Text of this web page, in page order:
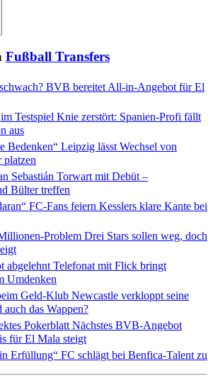
Fußball Transfers
BVB bereitet All-in-Angebot für El
Testspiel Knie zerstört: Spanien-Profi fällt
aus
Bedenken“ Leipzig lässt Wechsel von
platzen
Sebastián Torwart mit Debüt –
Bülter treffen
FC-Fans feiern Kesslers klare Kante bei
Problem Drei Stars sollen weg, doch
abgelehnt Telefonat mit Flick bringt
Umdenken
Geld-Klub Newcastle verkloppt seine
auch das Wappen?
Pokerblatt Nächstes BVB-Angebot
für El Mala steigt
Erfüllung“ FC schlägt bei Benfica-Talent zu